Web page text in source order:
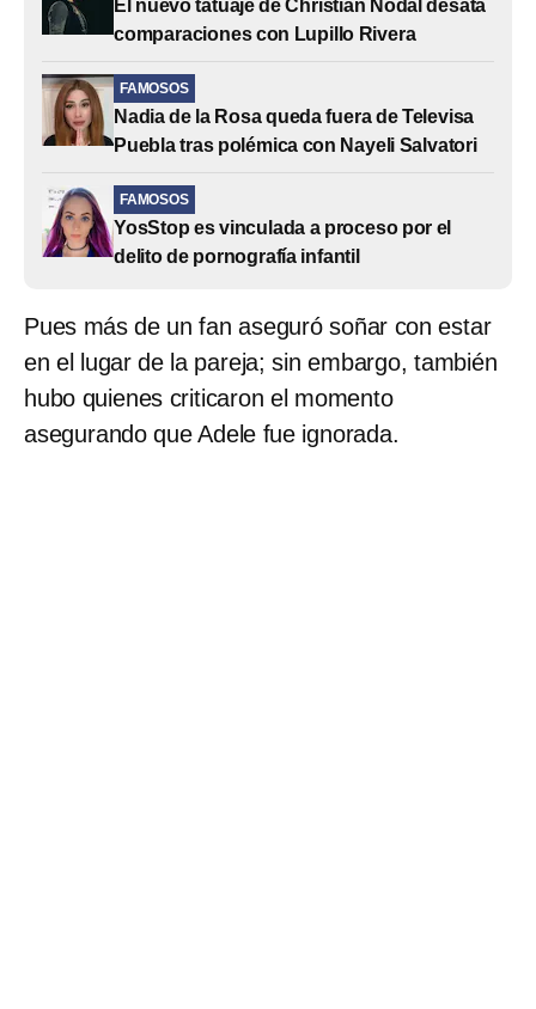
El nuevo tatuaje de Christian Nodal desata
comparaciones con Lupillo Rivera
FAMOSOS
Nadia de la Rosa queda fuera de Televisa
Puebla tras polémica con Nayeli Salvatori
FAMOSOS
YosStop es vinculada a proceso por el
delito de pornografía infantil
Pues más de un fan aseguró soñar con estar
en el lugar de la pareja; sin embargo, también
hubo quienes criticaron el momento
asegurando que Adele fue ignorada.